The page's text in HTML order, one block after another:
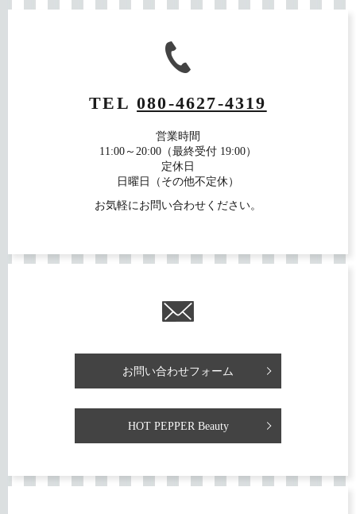
TEL080-4627-4319
営業時間
11:00～20:00（最終受付 19:00）
定休日
日曜日（その他不定休）
お気軽にお問い合わせください。
お問い合わせフォーム
HOT PEPPER Beauty